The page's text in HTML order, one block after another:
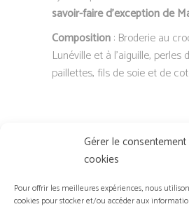
Gérer le
cookies
Pour offrir les meilleures expériences, nous
cookies pour stocker et/ou accéder aux
savoir-faire d’exception de
Composition: Broderie au
Lunéville et à l’aiguille, perles
paillettes, fils de soie et de